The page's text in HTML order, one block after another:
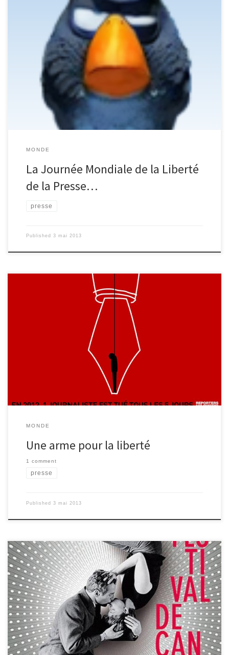
Clique sur mon bec, pour lire LA SUITE...
MONDE
La Journée Mondiale de la Liberté
de la Presse…
presse
Published 3 mai 2013
La liberté de la presse est garante de la démocratie. Le 03 mai
2013, tous se mobilisent pour la Journée mondiale dédiée à la
défense de cette liberté essentielle : au-delà des rencontres qui
auront lieu à San José (Costa Rica), c’est la planète qui s’engage
dans cette défense de la liberté de la presse. 03 mai 2013 : le
Costa Rica accueille des conférences pour le 20ème anniversaire
de la Journée Mondiale de la Liberté de la Presse. En […]
MONDE
Une arme pour la liberté
1 comment
presse
Published 3 mai 2013
Ce n’est pas seulement une affiche… Bien sur, le festival, comme
tous les ans, sort les grands moyens, pour attirer les foules! Mais,
comme tous les ans, l’affiche de l’ouverture marque une époque,
un esprit, un rapport au cinéma : Cannes 2013 affiche la couleur! La
nouvelle affiche du 66ème Festival de Cannes, qui aura lieu du 15
au 26 mai 2013, rend hommage à Paul Newman et Joanne
Woodward, ce célèbre couple d’acteurs qui avaient choisi Cannes
pour présenter, […]